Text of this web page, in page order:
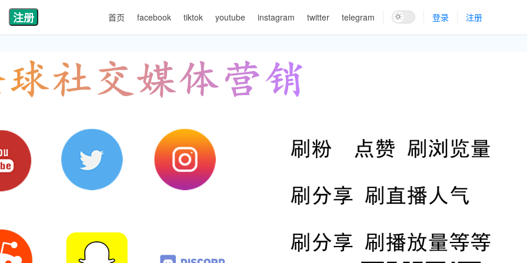
注册 首页 facebook tiktok youtube instagram twitter telegram 登录 注册